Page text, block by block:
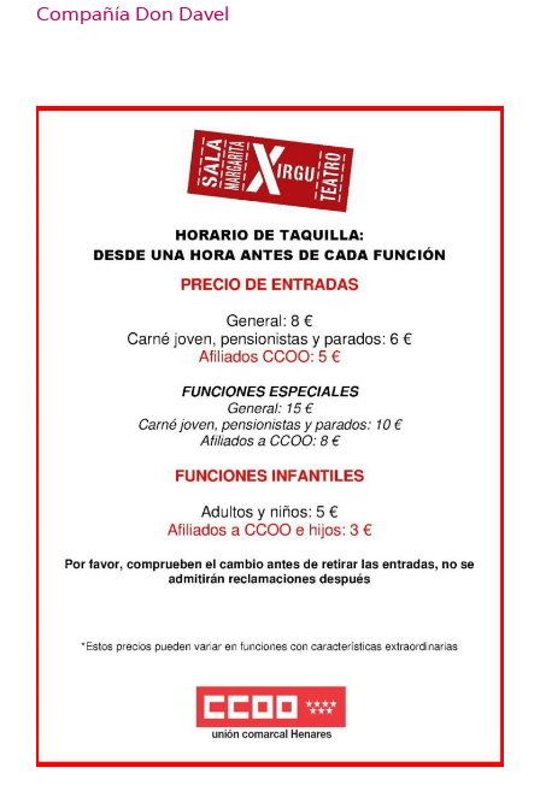
Compañía Don Davel